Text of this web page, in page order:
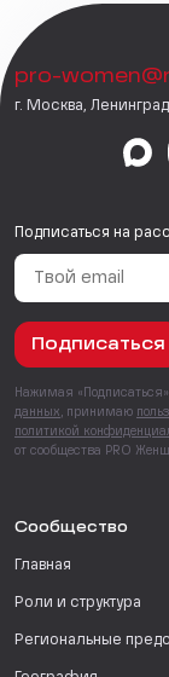
pro-
г. Москва,
Подписаться на
Подписаться
Нажимая
данных , принимаю
политикой
от сообщества PRO
Сообщество
Главная
Роли и структура
Региональные